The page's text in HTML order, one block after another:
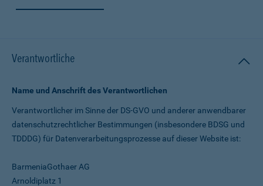
Verantwortliche
Name und Anschrift des Verantwortlichen
Verantwortlicher im Sinne der DS-GVO und anderer anwendbarer
datenschutz­rechtlicher Bestimmungen (insbesondere BDSG und
TDDDG) für Daten­verarbeitungs­prozesse auf dieser Website ist:
BarmeniaGothaer AG
Arnoldiplatz 1